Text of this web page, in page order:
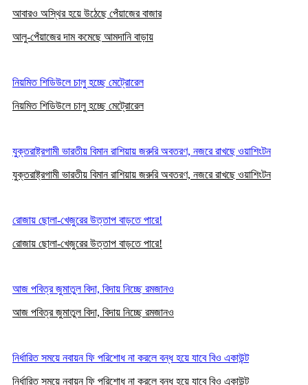
আবারও অস্থির হয়ে উঠেছে পেঁয়াজের বাজার
আলু-পেঁয়াজের দাম কমেছে আমদানি বাড়ায়
নিয়মিত শিডিউলে চালু হচ্ছে মেট্রোরেল
নিয়মিত শিডিউলে চালু হচ্ছে মেট্রোরেল
যুক্তরাষ্ট্রগামী ভারতীয় বিমান রাশিয়ায় জরুরি অবতরণ, নজরে রাখছে ওয়াশিংটন
যুক্তরাষ্ট্রগামী ভারতীয় বিমান রাশিয়ায় জরুরি অবতরণ, নজরে রাখছে ওয়াশিংটন
রোজায় ছোলা-খেজুরের উত্তাপ বাড়তে পারে!
রোজায় ছোলা-খেজুরের উত্তাপ বাড়তে পারে!
আজ পবিত্র জুমাতুল বিদা, বিদায় নিচ্ছে রমজানও
আজ পবিত্র জুমাতুল বিদা, বিদায় নিচ্ছে রমজানও
নির্ধারিত সময়ে নবায়ন ফি পরিশোধ না করলে বন্ধ হয়ে যাবে বিও একাউন্ট
নির্ধারিত সময়ে নবায়ন ফি পরিশোধ না করলে বন্ধ হয়ে যাবে বিও একাউন্ট